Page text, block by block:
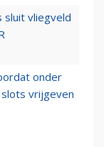
sluit vliegveld
onder
vrijgeven